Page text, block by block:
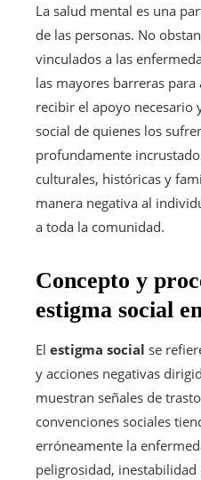
La salud mental es una
de las personas. No
vinculados a las
las mayores barreras
recibir el apoyo necesario
social de quienes los
profundamente
culturales, históricas y
manera negativa al
a toda la comunidad.
Concepto y
estigma social
El estigma social se
y acciones negativas
muestran señales de
convenciones sociales
erróneamente la
peligrosidad, inestabilidad